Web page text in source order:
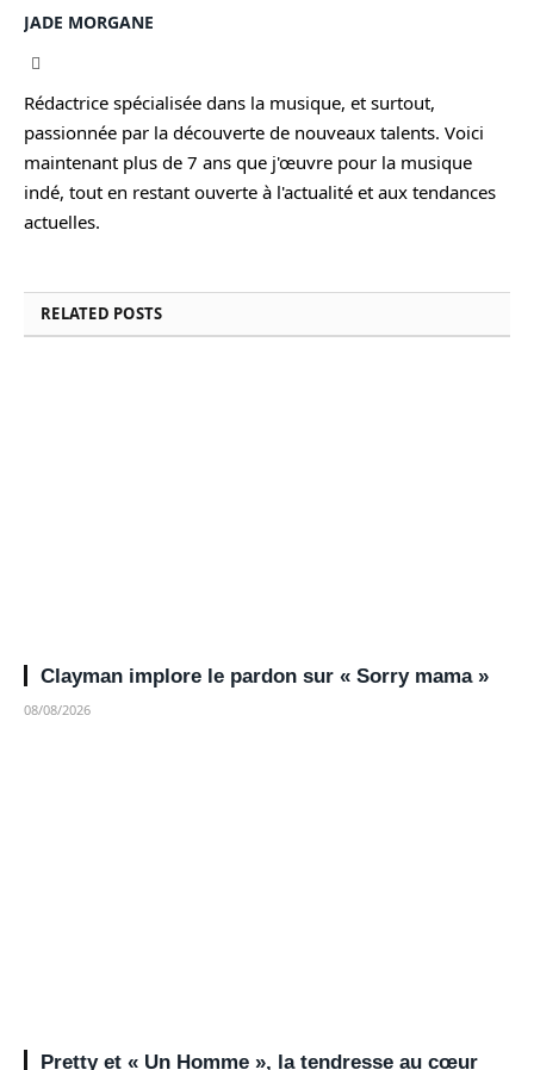
JADE MORGANE
Rédactrice spécialisée dans la musique, et surtout,
passionnée par la découverte de nouveaux talents. Voici
maintenant plus de 7 ans que j'œuvre pour la musique
indé, tout en restant ouverte à l'actualité et aux tendances
actuelles.
RELATED POSTS
Clayman implore le pardon sur « Sorry mama »
08/08/2026
Pretty et « Un Homme », la tendresse au cœur